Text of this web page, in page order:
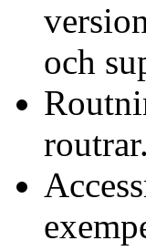
och
routrar.